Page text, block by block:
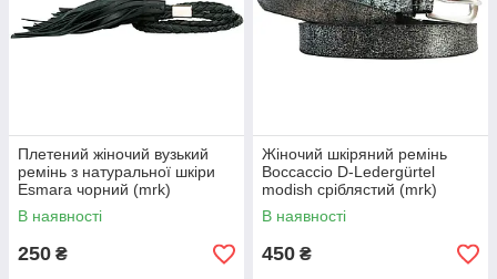
Плетений жіночий вузький
ремінь з натуральної шкіри
Esmara чорний (mrk)
В наявності
250 ₴
Жіночий шкіряний ремінь
Boccaccio D-Ledergürtel
modish сріблястий (mrk)
В наявності
450 ₴